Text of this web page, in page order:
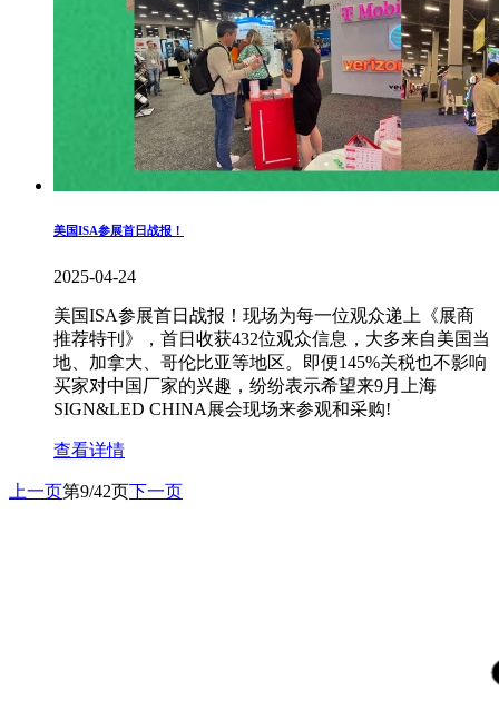
美国ISA参展首日战报！
2025-04-24
美国ISA参展首日战报！现场为每一位观众递上《展商
推荐特刊》，首日收获432位观众信息，大多来自美国当
地、加拿大、哥伦比亚等地区。即便145%关税也不影响
买家对中国厂家的兴趣，纷纷表示希望来9月上海
SIGN&LED CHINA展会现场来参观和采购!
查看详情
上一页第9/42页下一页